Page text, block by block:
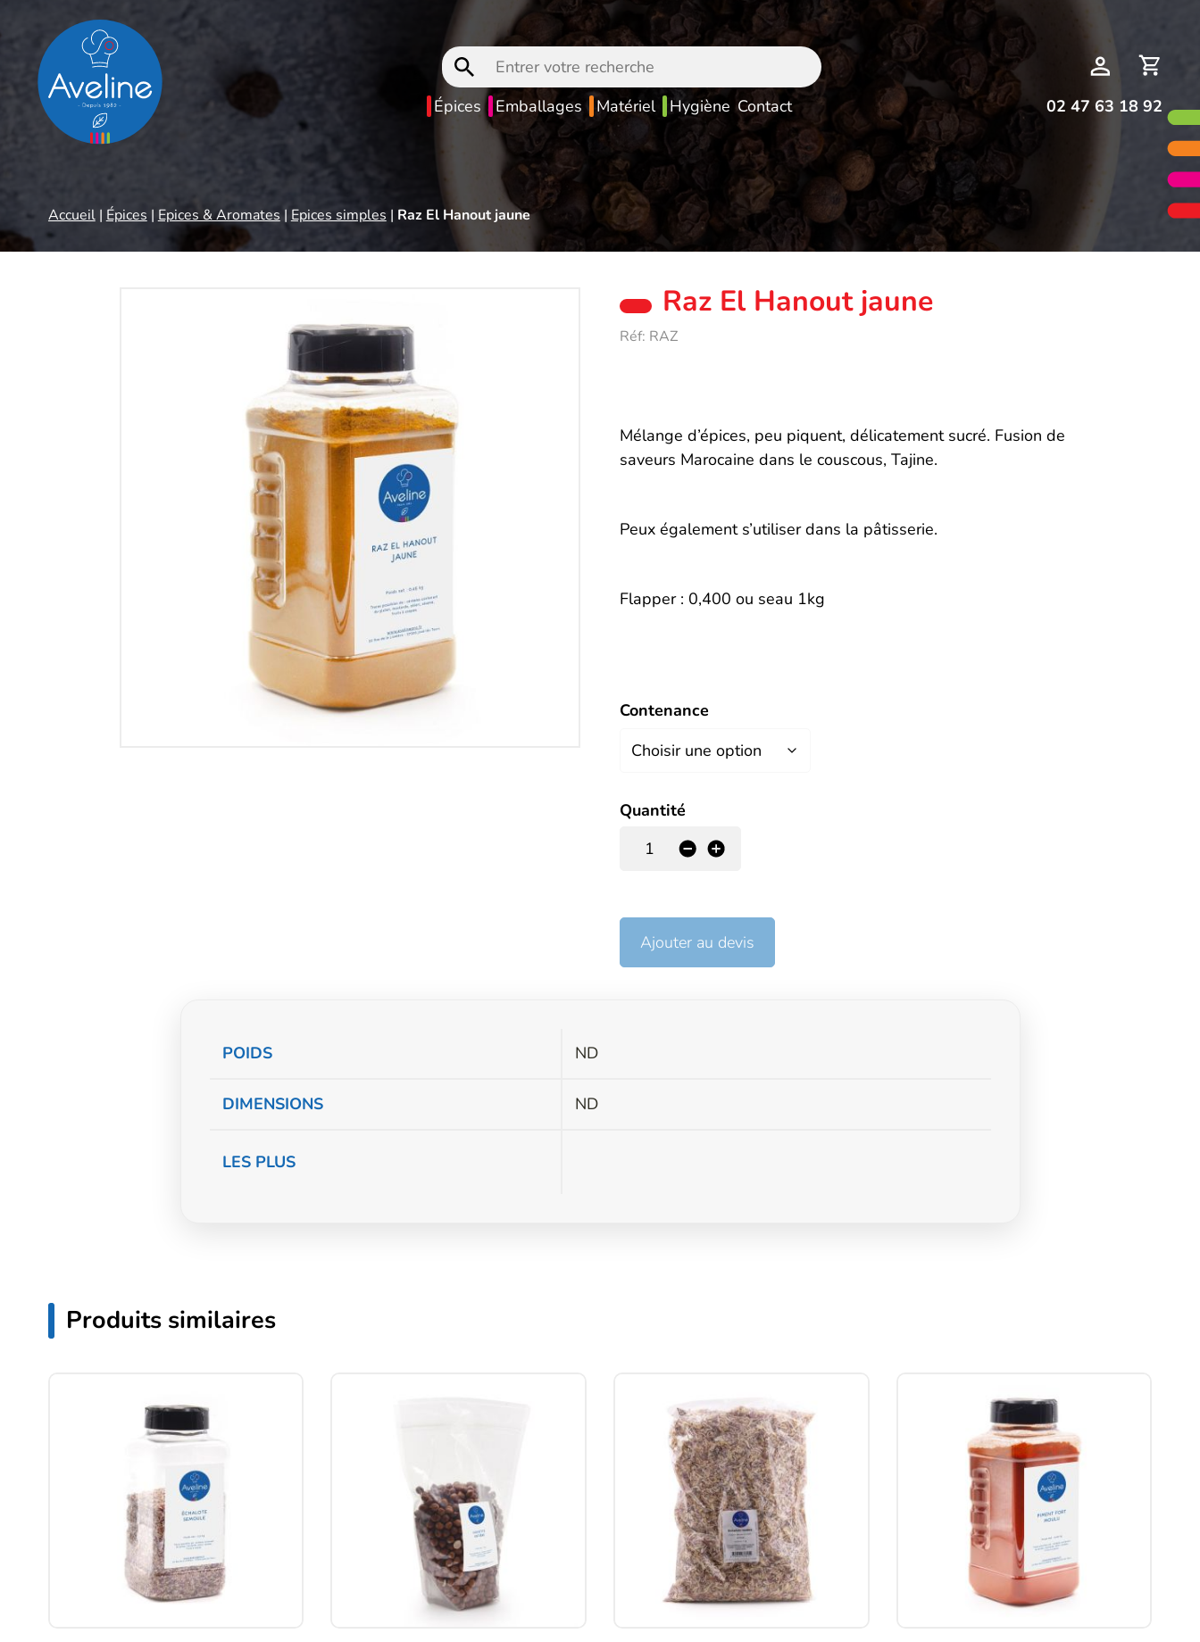
Entrer
votre
recherche
Mon
devis
Épices Emballages Matériel Hygiène Contact 02 47 63 18 92
Accueil| Épices | Epices & Aromates | Epices simples | Raz El Hanout jaune
Raz El Hanout jaune
Réf: RAZ
Mélange d’épices, peu piquent, délicatement sucré. Fusion de
saveurs Marocaine dans le couscous, Tajine.
Peux également s’utiliser dans la pâtisserie.
Flapper : 0,400 ou seau 1kg
Contenance
Quantité
+
-
Ajouter au devis
Informations
POIDS ND
DIMENSIONS ND
LES PLUS
Produits similaires
Panneau de gestion des cookies